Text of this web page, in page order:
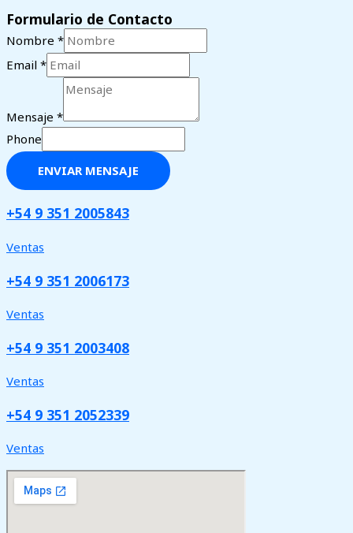
Formulario de Contacto
Nombre *
Email *
Mensaje *
Phone
ENVIAR MENSAJE
+54 9 351 2005843
Ventas
+54 9 351 2006173
Ventas
+54 9 351 2003408
Ventas
+54 9 351 2052339
Ventas